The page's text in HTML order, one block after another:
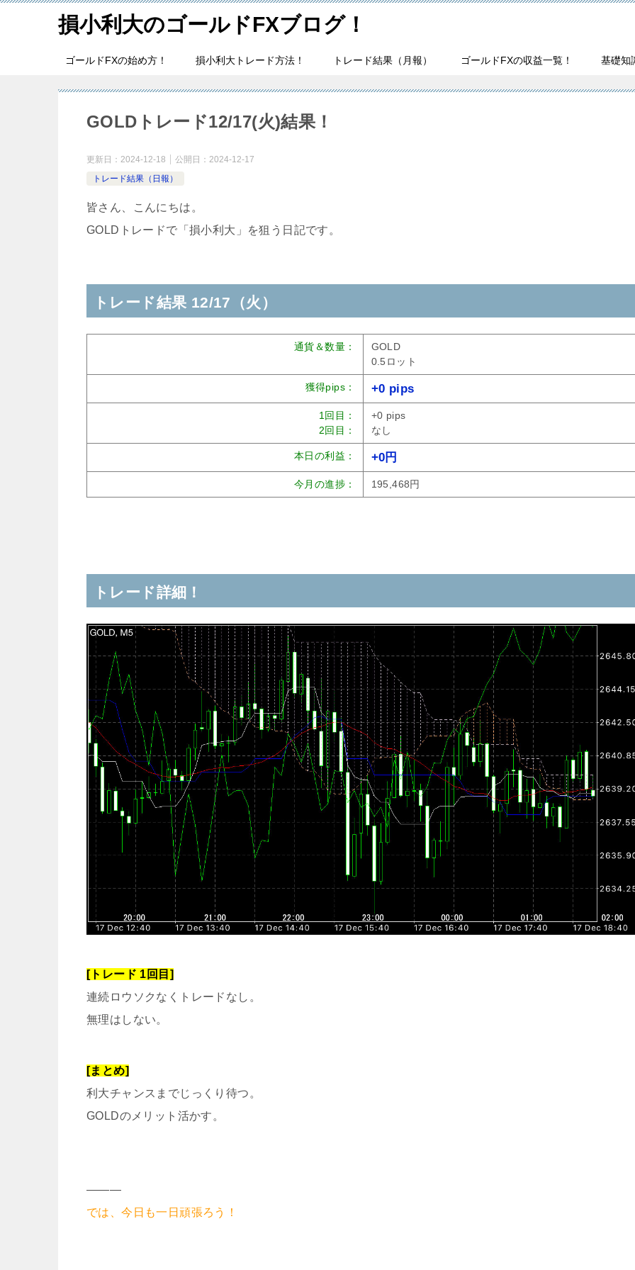
損小利大のゴールドFXブログ！
ゴールドFXの始め方！ 損小利大トレード方法！ トレード結果（月報） ゴールドFXの収益一覧！ 基礎知
GOLDトレード12/17(火)結果！
更新日： 2024-12-18 公開日： 2024-12-17
トレード結果（日報）
皆さん、こんにちは。
GOLDトレードで「損小利大」を狙う日記です。
トレード結果 12/17（火）
通貨＆数量：
GOLD
0.5ロット
獲得pips： +0 pips
1回目：
2回目：
+0 pips
なし
本日の利益： +0円
今月の進捗： 195,468円
トレード詳細！
[トレード 1回目]
連続ロウソクなくトレードなし。
無理はしない。
[まとめ]
利大チャンスまでじっくり待つ。
GOLDのメリット活かす。
———
では、今日も一日頑張ろう！